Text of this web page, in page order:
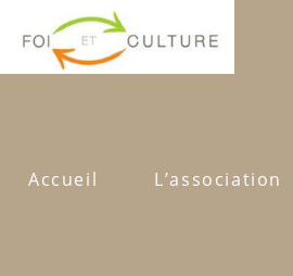
Accueil L’association